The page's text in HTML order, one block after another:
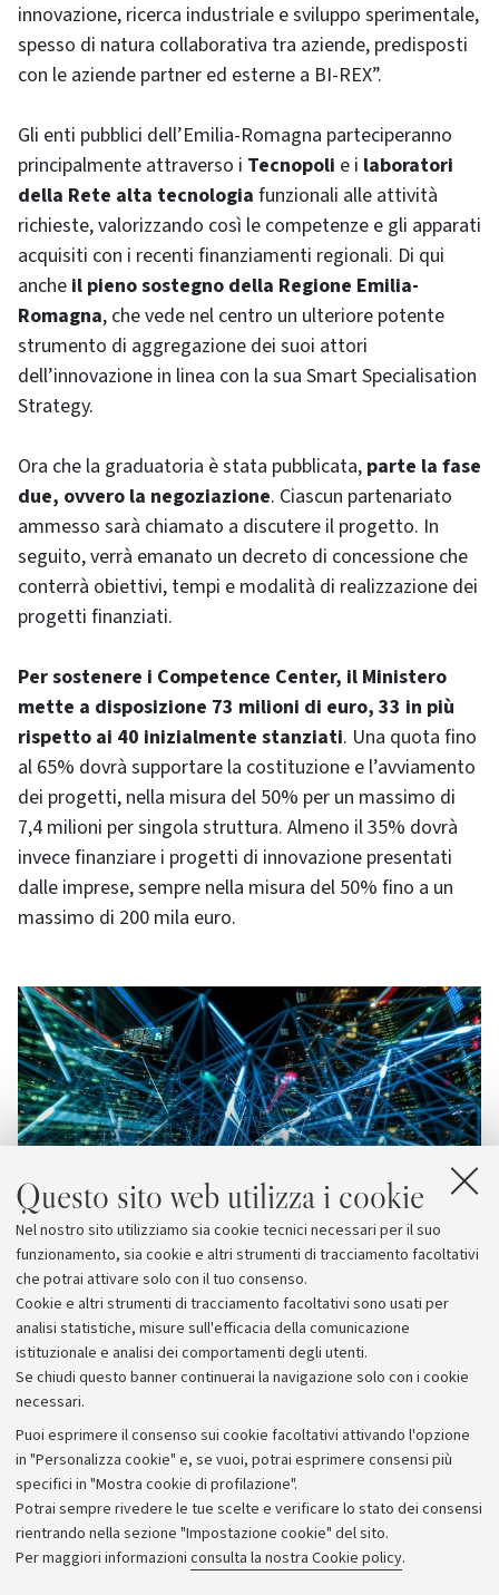
Questo sito web utilizza i cookie
Nel nostro sito utilizziamo sia cookie tecnici necessari per il suo
funzionamento, sia cookie e altri strumenti di tracciamento facoltativi
che potrai attivare solo con il tuo consenso.
Cookie e altri strumenti di tracciamento facoltativi sono usati per
analisi statistiche, misure sull'efficacia della comunicazione
istituzionale e analisi dei comportamenti degli utenti.
Se chiudi questo banner continuerai la navigazione solo con i cookie
necessari.
Puoi esprimere il consenso sui cookie facoltativi attivando l'opzione
in "Personalizza cookie" e, se vuoi, potrai esprimere consensi più
specifici in "Mostra cookie di profilazione".
Potrai sempre rivedere le tue scelte e verificare lo stato dei consensi
rientrando nella sezione "Impostazione cookie" del sito.
Per maggiori informazioni consulta la nostra Cookie policy.
innovazione, ricerca industriale e sviluppo sperimentale,
spesso di natura collaborativa tra aziende, predisposti
con le aziende partner ed esterne a BI-REX”.
Gli enti pubblici dell’Emilia-Romagna parteciperanno
principalmente attraverso i Tecnopoli e i laboratori
della Rete alta tecnologia funzionali alle attività
richieste, valorizzando così le competenze e gli apparati
acquisiti con i recenti finanziamenti regionali. Di qui
anche il pieno sostegno della Regione Emilia-
Romagna, che vede nel centro un ulteriore potente
strumento di aggregazione dei suoi attori
dell’innovazione in linea con la sua Smart Specialisation
Strategy.
Ora che la graduatoria è stata pubblicata, parte la fase
due, ovvero la negoziazione. Ciascun partenariato
ammesso sarà chiamato a discutere il progetto. In
seguito, verrà emanato un decreto di concessione che
conterrà obiettivi, tempi e modalità di realizzazione dei
progetti finanziati.
Per sostenere i Competence Center, il Ministero
mette a disposizione 73 milioni di euro, 33 in più
rispetto ai 40 inizialmente stanziati. Una quota fino
al 65% dovrà supportare la costituzione e l’avviamento
dei progetti, nella misura del 50% per un massimo di
7,4 milioni per singola struttura. Almeno il 35% dovrà
invece finanziare i progetti di innovazione presentati
dalle imprese, sempre nella misura del 50% fino a un
massimo di 200 mila euro.
Archivio
Comunicati stampa
Redazione
Rassegna stampa